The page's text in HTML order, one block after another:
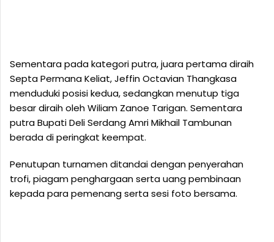
Sementara pada kategori putra, juara pertama diraih
Septa Permana Keliat, Jeffin Octavian Thangkasa
menduduki posisi kedua, sedangkan menutup tiga
besar diraih oleh Wiliam Zanoe Tarigan. Sementara
putra Bupati Deli Serdang Amri Mikhail Tambunan
berada di peringkat keempat.
Penutupan turnamen ditandai dengan penyerahan
trofi, piagam penghargaan serta uang pembinaan
kepada para pemenang serta sesi foto bersama.